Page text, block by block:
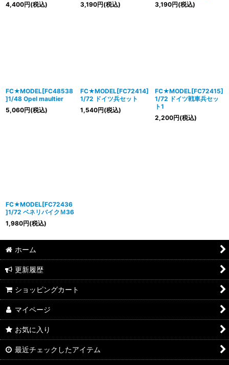
4,400円(税込)
3,190円(税込)
3,190円(税込)
FC★MODEL[FC48538
]1/48 Opel maultier
5,060円(税込)
FC★MODEL[FC72414]
1/72 ドイツ兵セット
1,540円(税込)
FC★MODEL[FC72415]
1/72 ドイツ戦車兵セッ
ト1
2,200円(税込)
FC★MODEL[FC72436
]1/72 ベネリバイクＭ36
1,980円(税込)
ホーム
更新履歴
ショッピングカート
マイページ
お気に入り
最近チェックしたアイテム